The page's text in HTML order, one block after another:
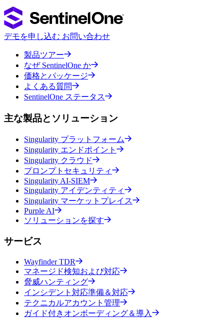
デモを申し込む お問い合わせ
製品ツアー
なぜ SentinelOne か
価格とパッケージ
よくある質問
SentinelOne ステータス
主な製品とソリューション
Singularity プラットフォーム
Singularity エンドポイント
Singularity クラウド
プロンプトセキュリティ
Singularity AI-SIEM
Singularity アイデンティティ
Singularity マーケットプレイス
Purple AI
ソリューションを探す
サービス
Wayfinder TDR
マネージド検知および対応
脅威ハンティング
インシデント対応準備＆対応
テクニカルアカウント管理
ガイド付きオンボーディング＆導入